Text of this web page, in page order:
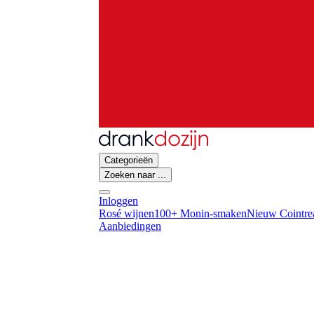
Categorieën
Zoeken naar ...
Inloggen
Rosé wijnen100+ Monin-smakenNieuw
Aanbiedingen